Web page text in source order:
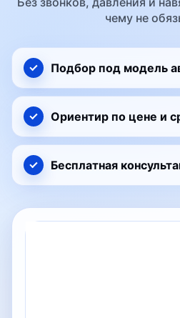
чему не
Подбор под модель
Ориентир по цене и
Бесплатная